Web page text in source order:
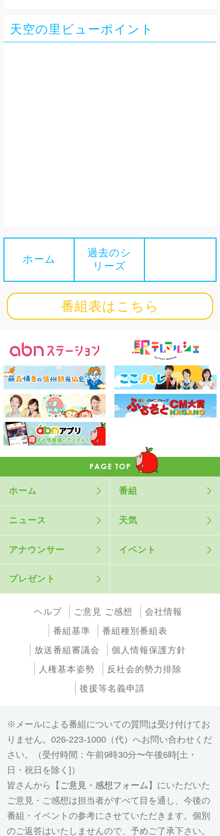
天空の里ビューポイント
ホーム
過去のシ
リーズ
番組表はこちら
ホーム 番組
ニュース 天気
アナウンサー イベント
プレゼント
ヘルプ ご意見 ご感想
会社情報
番組基準
番組種別番組表
放送番組審議会
個人情報保護方針
人権基本姿勢
反社会的勢力排除
後援等名義申請
メールによる番組についての質問は受け付けてお
りません。026-223-1000（代）へお問い合わせくだ
さい。（受付時間：午前9時30分〜午後6時[土・
日・祝日を除く]）
皆さんから【 ご意見・感想フォーム 】にいただいた
ご意見・ご感想は担当者がすべて目を通し、今後の
番組・イベントの参考にさせていただきます。個別
のご返答はいたしませんので、予めご了承下さい。